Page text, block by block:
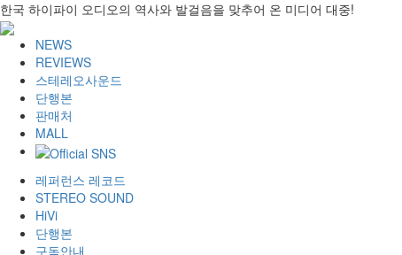
한국 하이파이 오디오의 역사와 발걸음을 맞추어 온 미디어 대중!
NEWS
REVIEWS
스테레오사운드
단행본
판매처
MALL
레퍼런스 레코드
STEREO SOUND
HiVi
단행본
구독안내